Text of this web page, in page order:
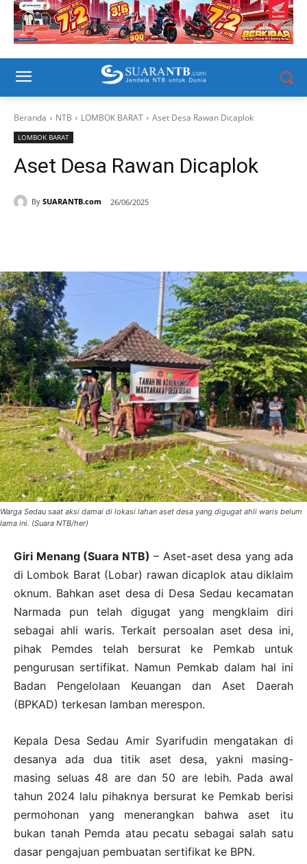
Beranda NTB LOMBOK BARAT Aset Desa Rawan Dicaplok
LOMBOK BARAT
Aset Desa Rawan Dicaplok
By SUARANTB.com 26/06/2025
Warga Sedau saat aksi damai di lokasi lahan aset desa yang digugat ahli waris belum
lama ini. (Suara NTB/her)
Giri Menang (Suara NTB) – Aset-aset desa yang ada
di Lombok Barat (Lobar) rawan dicaplok atau diklaim
oknum. Bahkan aset desa di Desa Sedau kecamatan
Narmada pun telah digugat yang mengklaim diri
sebagai ahli waris. Terkait persoalan aset desa ini,
pihak Pemdes telah bersurat ke Pemkab untuk
pengurusan sertifikat. Namun Pemkab dalam hal ini
Badan Pengelolaan Keuangan dan Aset Daerah
(BPKAD) terkesan lamban merespon.
Kepala Desa Sedau Amir Syarifudin mengatakan di
desanya ada dua titik aset desa, yakni masing-
masing seluas 48 are dan 50 are lebih. Pada awal
tahun 2024 lalu pihaknya bersurat ke Pemkab berisi
permohonan yang menerangkan bahwa aset itu
bukan tanah Pemda atau pecatu sebagai salah satu
dasar pengajuan pembuatan sertifikat ke BPN.